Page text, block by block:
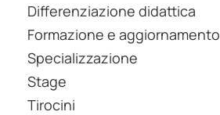
Differenziazione didattica
Formazione e aggiornamento
Specializzazione
Stage
Tirocini